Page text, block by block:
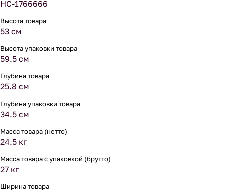
НС-1766666
Высота товара
53 см
Высота упаковки товара
59.5 см
Глубина товара
25.8 см
Глубина упаковки товара
34.5 см
Масса товара (нетто)
24.5 кг
Масса товара с упаковкой (брутто)
27 кг
Ширина товара